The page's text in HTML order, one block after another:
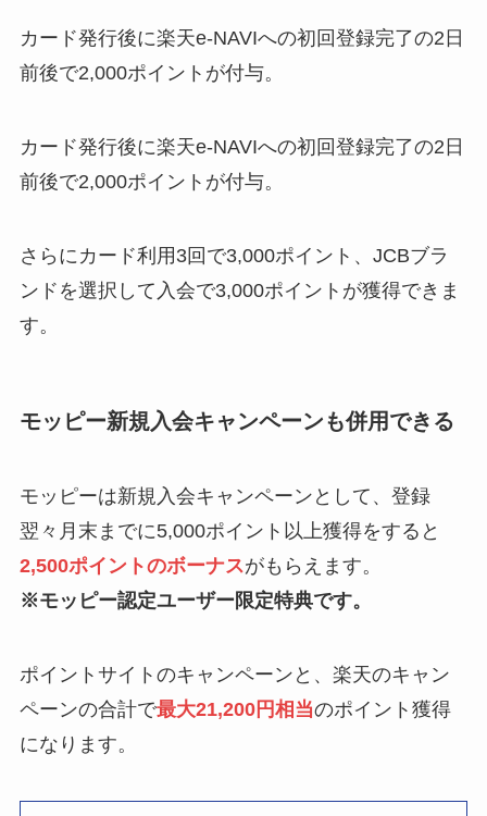
カード発行後に楽天e-NAVIへの初回登録完了の2日
前後で2,000ポイントが付与。
カード発行後に楽天e-NAVIへの初回登録完了の2日
前後で2,000ポイントが付与。
さらにカード利用3回で3,000ポイント、JCBブラ
ンドを選択して入会で3,000ポイントが獲得できま
す。
モッピー新規入会キャンペーンも併用できる
モッピーは新規入会キャンペーンとして、登録
翌々月末までに5,000ポイント以上獲得をすると
2,500ポイントのボーナスがもらえます。
※モッピー認定ユーザー限定特典です。
ポイントサイトのキャンペーンと、楽天のキャン
ペーンの合計で最大21,200円相当のポイント獲得
になります。